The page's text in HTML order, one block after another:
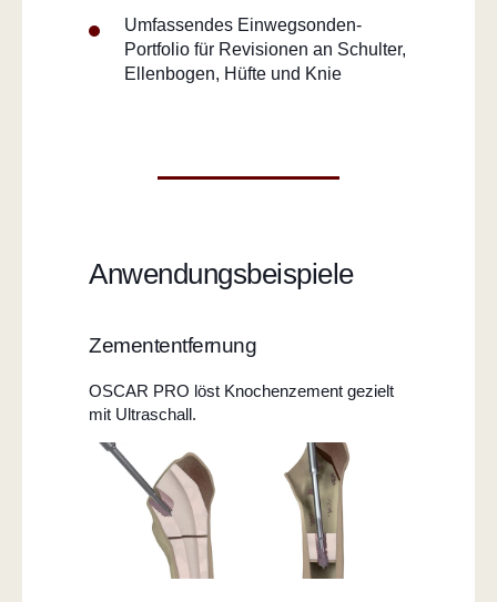
Umfassendes Einwegsonden-
Portfolio für Revisionen an Schulter,
Ellenbogen, Hüfte und Knie
Anwendungsbeispiele
Zemententfernung
OSCAR PRO löst Knochenzement gezielt
mit Ultraschall.